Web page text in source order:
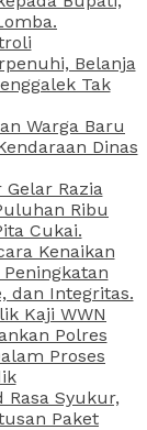
Belanja
Tak
Warga Baru
Dinas
Razia
Ribu
Cukai.
Kenaikan
Peningkatan
dan Integritas.
Kaji WWN
Polres
Proses
Rasa Syukur,
Paket